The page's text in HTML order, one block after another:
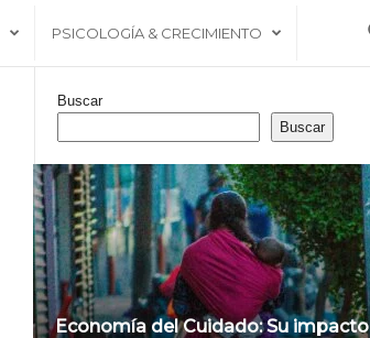
PSICOLOGÍA & CRECIMIENTO
Buscar
Buscar
Economía del Cuidado: Su impacto